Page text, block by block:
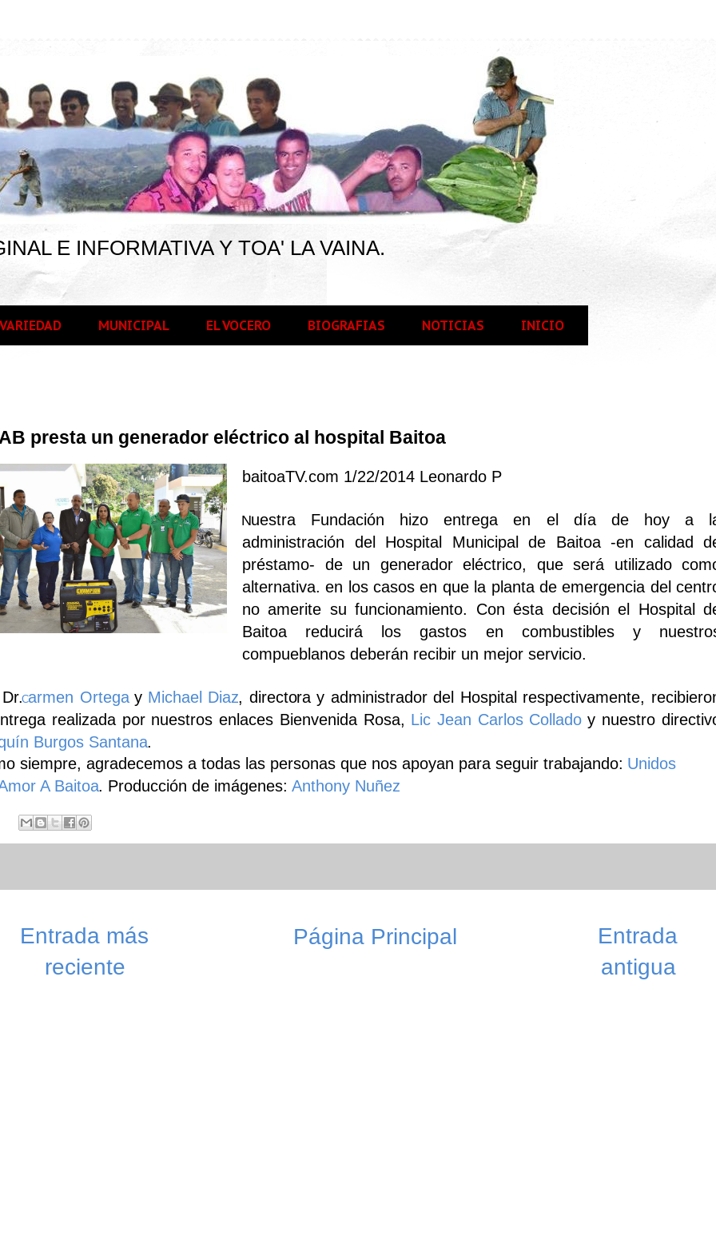
E INFORMATIVA Y TOA' LA VAINA.
VARIEDAD MUNICIPAL EL VOCERO BIOGRAFIAS NOTICIAS INICIO
presta un generador eléctrico al hospital Baitoa
baitoaTV.com 1/22/2014 Leonardo P
Nuestra Fundación hizo entrega en el día de hoy a
administración del Hospital Municipal de Baitoa -en calidad
préstamo- de un generador eléctrico, que será utilizado
alternativa. en los casos en que la planta de emergencia del
no amerite su funcionamiento. Con ésta decisión el Hospital
Baitoa reducirá los gastos en combustibles y
compueblanos deberán recibir un mejor servicio.
Carmen Ortegay Michael Diaz, directora y administrador del Hospital respectivamente,
realizada por nuestros enlaces Bienvenida Rosa, Lic Jean Carlos Colladoy nuestro
Burgos Santana.
siempre, agradecemos a todas las personas que nos apoyan para seguir trabajando: Unidos
A Baitoa. Producción de imágenes:Anthony Nuñez
Entrada más
reciente
Entrada
antigua
Página Principal